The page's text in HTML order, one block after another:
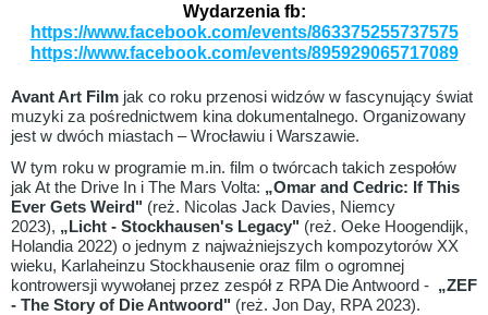
Wydarzenia fb:
https://www.facebook.com/events/863375255737575
https://www.facebook.com/events/895929065717089
Avant Art Film jak co roku przenosi widzów w fascynujący świat
muzyki za pośrednictwem kina dokumentalnego. Organizowany
jest w dwóch miastach – Wrocławiu i Warszawie.
W tym roku w programie m.in. film o twórcach takich zespołów
jak At the Drive In i The Mars Volta: „Omar and Cedric: If This
Ever Gets Weird" (reż. Nicolas Jack Davies, Niemcy
2023), „Licht - Stockhausen's Legacy" (reż. Oeke Hoogendijk,
Holandia 2022) o jednym z najważniejszych kompozytorów XX
wieku, Karlaheinzu Stockhausenie oraz film o ogromnej
kontrowersji wywołanej przez zespół z RPA Die Antwoord - „ZEF
- The Story of Die Antwoord" (reż. Jon Day, RPA 2023).